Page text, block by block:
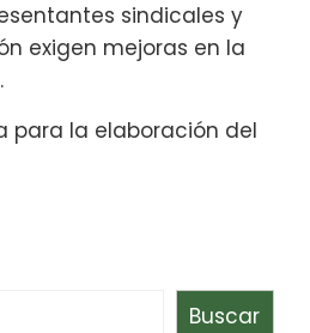
sindicales y
exigen mejoras en la
para la elaboración del
Buscar